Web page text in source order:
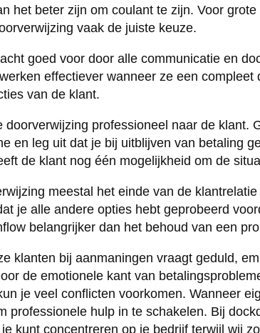
het beter zijn om coulant te zijn. Voor
vaak de juiste keuze.
goed voor door alle communicatie en
effectiever wanneer ze een
van de klant.
doorverwijzing professioneel naar de klant.
en leg uit dat je bij uitblijven van betaling
de klant nog één mogelijkheid om de
meestal het einde van de
je alle andere opties hebt geprobeerd
belangrijker dan het behoud van een
klanten bij aanmaningen vraagt geduld,
de emotionele kant van
je veel conflicten voorkomen. Wanneer
professionele hulp in te schakelen. Bij
kunt concentreren op je bedrijf terwijl wij